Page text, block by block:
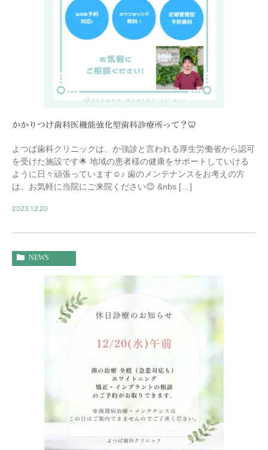
かかりつけ歯科医機能強化型歯科診療所って？🦷
よつば歯科クリニックは、か強診と言われる厚生労働省から認可
を受けた施設です🌟 地域の患者様の健康をサポートしていける
ように日々頑張っています☺️♪ 歯のメンテナンスをお考えの方
は、お気軽に当院にご来院ください😊 &nbs […]
2023.12.20
NEWS